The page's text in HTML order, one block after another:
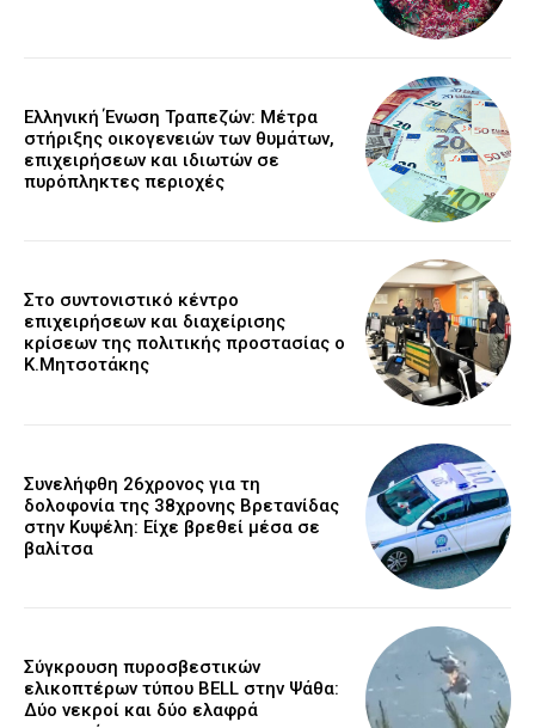
Ελληνική Ένωση Τραπεζών: Μέτρα
στήριξης οικογενειών των θυμάτων,
επιχειρήσεων και ιδιωτών σε
πυρόπληκτες περιοχές
Στο συντονιστικό κέντρο
επιχειρήσεων και διαχείρισης
κρίσεων της πολιτικής προστασίας ο
Κ.Μητσοτάκης
Συνελήφθη 26χρονος για τη
δολοφονία της 38χρονης Βρετανίδας
στην Κυψέλη: Είχε βρεθεί μέσα σε
βαλίτσα
Σύγκρουση πυροσβεστικών
ελικοπτέρων τύπου BELL στην Ψάθα:
Δύο νεκροί και δύο ελαφρά